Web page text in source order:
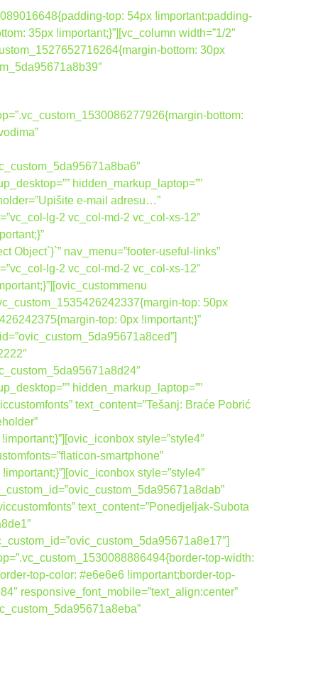
top: 54px !important;padding-
35px !important;}”][vc_column width=”1/2″
bottom: 30px
bottom:
hidden_markup_laptop=””
e-mail adresu…”
lg-2 vc_col-md-2 vc_col-xs-12″
Object`}`” nav_menu=”footer-useful-links”
lg-2 vc_col-md-2 vc_col-xs-12″
top: 50px
top: 0px !important;}”
hidden_markup_laptop=””
text_content=”Tešanj: Braće Pobrić
style=”style4″
smartphone”
style=”style4″
text_content=”Ponedjeljak-Subota
top-width:
top-color: #e6e6e6 !important;border-top-
responsive_font_mobile=”text_align:center”